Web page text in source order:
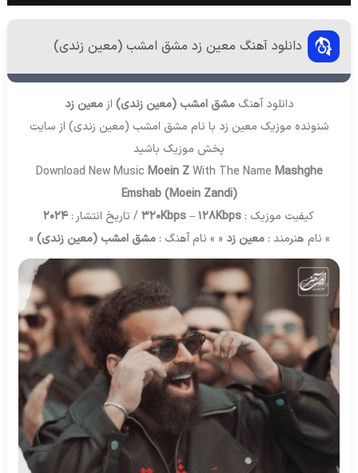
دانلود آهنگ معین زد مشق امشب (معین زندی)
دانلود آهنگ مشق امشب (معین زندی) ازمعین زد
شنونده موزیک معین زد با نام مشق امشب (معین زندی) از سایت
پخش موزیک باشید
Download New Music Moein ZWith The Name Mashghe
Emshab (Moein Zandi)
کیفیت موزیک : 320Kbps – 128Kbps / تاریخ انتشار : 2024
» نام هنرمند :معین زد « » نام آهنگ :مشق امشب (معین زندی) «